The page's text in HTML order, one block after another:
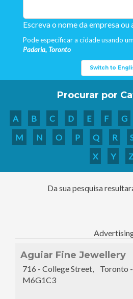
Escreva o nome da empresa ou
Pode especificar a cidade usando
Padaria, Toronto
Switch to
Procurar por
A B C D E F G
M
N O P Q R
X
Y Z
Da sua pesquisa
Aguiar Fine Jewellery
716 - College Street, Toronto
M6G1C3